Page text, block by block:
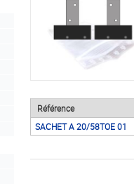
Référence
SACHET A 20/58TOE 01